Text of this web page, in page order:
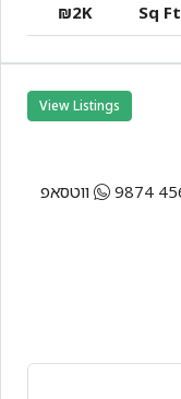
Sq Ft
₪2K
View Listings
ווטסאפ